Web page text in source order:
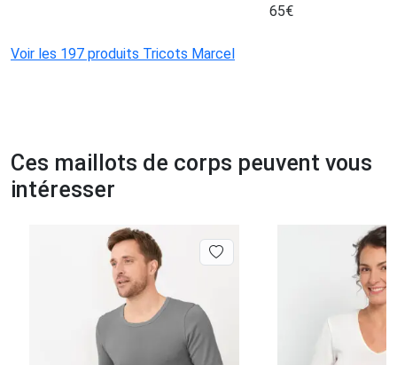
65€
Voir les 197 produits Tricots Marcel
Ces maillots de corps peuvent vous
intéresser